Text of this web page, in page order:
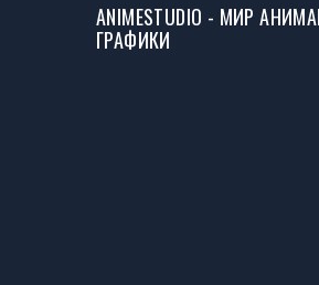
ANIMESTUDIO - МИР
ГРАФИКИ